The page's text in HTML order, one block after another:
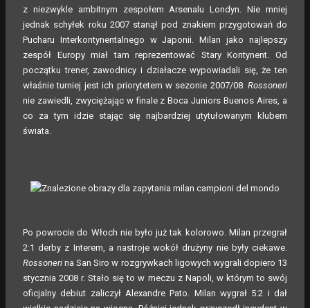
z niezwykle ambitnym zespołem Arsenalu Londyn. Nie mniej
jednak schyłek roku 2007 stanął pod znakiem przygotowań do
Pucharu Interkontynentalnego w Japonii. Milan jako najlepszy
zespół Europy miał tam reprezentować Stary Kontynent. Od
początku trener, zawodnicy i działacze wypowiadali się, że ten
właśnie turniej jest ich priorytetem w sezonie 2007/08. Rossoneri
nie zawiedli, zwyciężając w finale z Boca Juniors Buenos Aires, a
co za tym idzie stając się najbardziej utytułowanym klubem
świata.
Po powrocie do Włoch nie było już tak kolorowo. Milan przegrał
2:1 derby z Interem, a nastroje wokół drużyny nie były ciekawe.
Rossonerina San Siro w rozgrywkach ligowych wygrali dopiero 13
stycznia 2008 r. Stało się to w meczu z Napoli, w którym to swój
oficjalny debiut zaliczył Alexandre Pato. Milan wygrał 5:2 i dał